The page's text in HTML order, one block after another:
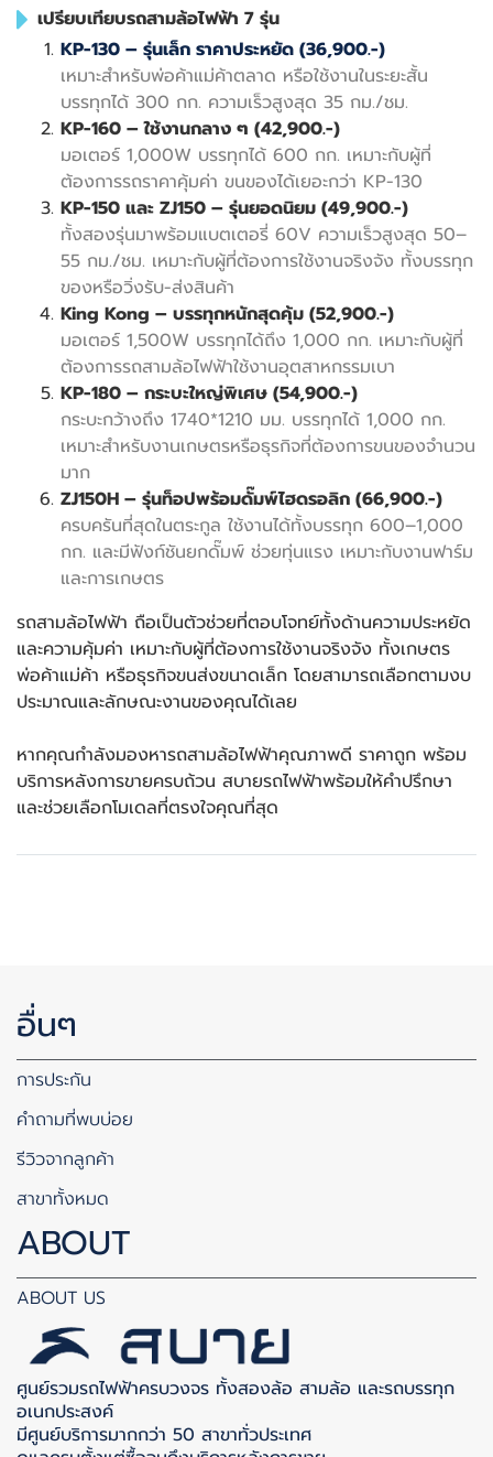
เปรียบเทียบรถสามล้อไฟฟ้า 7 รุ่น
KP-130 – รุ่นเล็ก ราคาประหยัด (36,900.-)
เหมาะสำหรับพ่อค้าแม่ค้าตลาด หรือใช้งานในระยะสั้น
บรรทุกได้ 300 กก. ความเร็วสูงสุด 35 กม./ชม.
KP-160 – ใช้งานกลาง ๆ (42,900.-)
มอเตอร์ 1,000W บรรทุกได้ 600 กก. เหมาะกับผู้ที่
ต้องการรถราคาคุ้มค่า ขนของได้เยอะกว่า KP-130
KP-150 และ ZJ150 – รุ่นยอดนิยม (49,900.-)
ทั้งสองรุ่นมาพร้อมแบตเตอรี่ 60V ความเร็วสูงสุด 50–
55 กม./ชม. เหมาะกับผู้ที่ต้องการใช้งานจริงจัง ทั้งบรรทุก
ของหรือวิ่งรับ-ส่งสินค้า
King Kong – บรรทุกหนักสุดคุ้ม (52,900.-)
มอเตอร์ 1,500W บรรทุกได้ถึง 1,000 กก. เหมาะกับผู้ที่
ต้องการรถสามล้อไฟฟ้าใช้งานอุตสาหกรรมเบา
KP-180 – กระบะใหญ่พิเศษ (54,900.-)
กระบะกว้างถึง 1740*1210 มม. บรรทุกได้ 1,000 กก.
เหมาะสำหรับงานเกษตรหรือธุรกิจที่ต้องการขนของจำนวน
มาก
ZJ150H – รุ่นท็อปพร้อมดั๊มพ์ไฮดรอลิก (66,900.-)
ครบครันที่สุดในตระกูล ใช้งานได้ทั้งบรรทุก 600–1,000
กก. และมีฟังก์ชันยกดั๊มพ์ ช่วยทุ่นแรง เหมาะกับงานฟาร์ม
และการเกษตร
รถสามล้อไฟฟ้า ถือเป็นตัวช่วยที่ตอบโจทย์ทั้งด้านความประหยัด
และความคุ้มค่า เหมาะกับผู้ที่ต้องการใช้งานจริงจัง ทั้งเกษตร
พ่อค้าแม่ค้า หรือธุรกิจขนส่งขนาดเล็ก โดยสามารถเลือกตามงบ
ประมาณและลักษณะงานของคุณได้เลย
หากคุณกำลังมองหารถสามล้อไฟฟ้าคุณภาพดี ราคาถูก พร้อม
บริการหลังการขายครบถ้วน สบายรถไฟฟ้าพร้อมให้คำปรึกษา
และช่วยเลือกโมเดลที่ตรงใจคุณที่สุด
อื่นๆ
การประกัน
คำถามที่พบบ่อย
รีวิวจากลูกค้า
สาขาทั้งหมด
ABOUT
ABOUT US
ศูนย์รวมรถไฟฟ้าครบวงจร ทั้งสองล้อ สามล้อ และรถบรรทุก
อเนกประสงค์
มีศูนย์บริการมากกว่า 50 สาขาทั่วประเทศ